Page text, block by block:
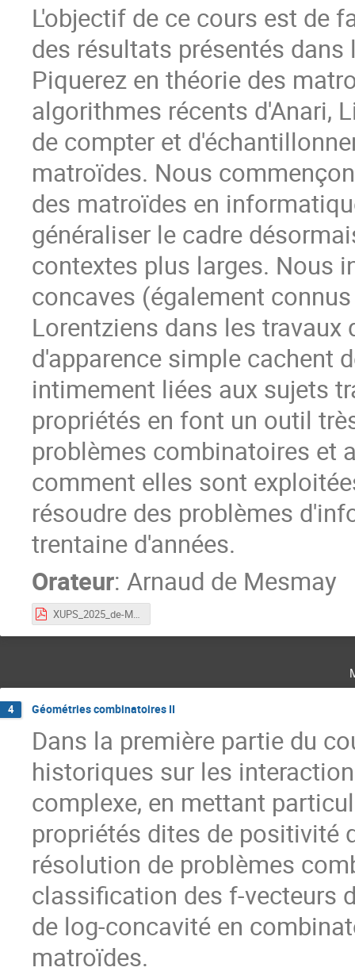
L'objectif de ce cours est de
des résultats présentés
Piquerez en théorie des
algorithmes récents d'Anari,
de compter et
matroïdes. Nous
des matroïdes en
généraliser le cadre
contextes plus larges. Nous
concaves (également
Lorentziens dans les
d'apparence simple cachent
intimement liées aux sujets
propriétés en font un outil
problèmes combinatoires et
comment elles sont
résoudre des problèmes
trentaine d'années.
Orateur: Arnaud de Mesmay
XUPS_2025_de-Mesmay_v1.pdf
4 Géométries combinatoires II
Dans la première partie du
historiques sur les
complexe, en mettant
propriétés dites de positivité
résolution de problèmes
classification des f-vecteurs
de log-concavité en
matroïdes.